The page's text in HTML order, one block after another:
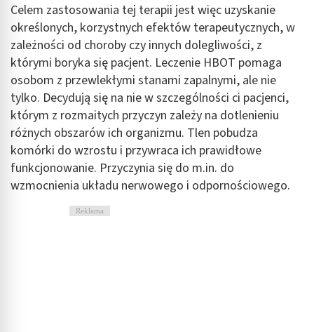
Celem zastosowania tej terapii jest więc uzyskanie
określonych, korzystnych efektów terapeutycznych, w
zależności od choroby czy innych dolegliwości, z
którymi boryka się pacjent. Leczenie HBOT pomaga
osobom z przewlekłymi stanami zapalnymi, ale nie
tylko. Decydują się na nie w szczególności ci pacjenci,
którym z rozmaitych przyczyn zależy na dotlenieniu
różnych obszarów ich organizmu. Tlen pobudza
komórki do wzrostu i przywraca ich prawidłowe
funkcjonowanie. Przyczynia się do m.in. do
wzmocnienia układu nerwowego i odpornościowego.
Reklama